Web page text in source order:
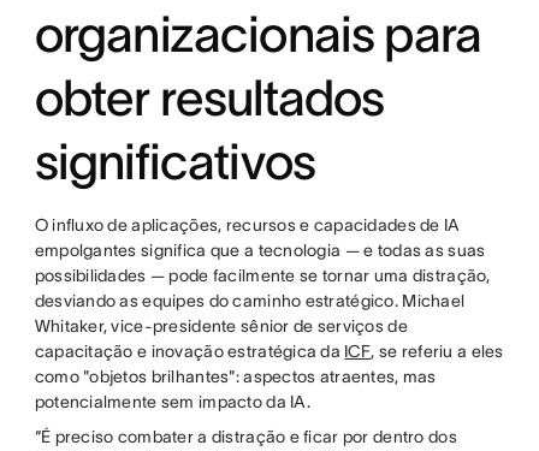
organizacionais para
obter resultados
significativos
O influxo de aplicações, recursos e capacidades de IA
empolgantes significa que a tecnologia — e todas as suas
possibilidades — pode facilmente se tornar uma distração,
desviando as equipes do caminho estratégico. Michael
Whitaker, vice-presidente sênior de serviços de
capacitação e inovação estratégica da ICF, se referiu a eles
como "objetos brilhantes": aspectos atraentes, mas
potencialmente sem impacto da IA.
“É preciso combater a distração e ficar por dentro dos